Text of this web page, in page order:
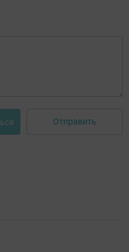
Отправить